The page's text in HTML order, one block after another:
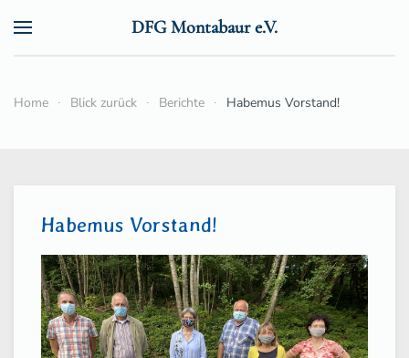
DFG Montabaur e.V.
Home Blick zurück Berichte Habemus Vorstand!
Habemus Vorstand!